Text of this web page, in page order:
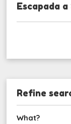
Refine
What?
Escapada